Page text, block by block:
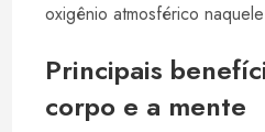
oxigênio atmosférico
Principais
corpo e a mente